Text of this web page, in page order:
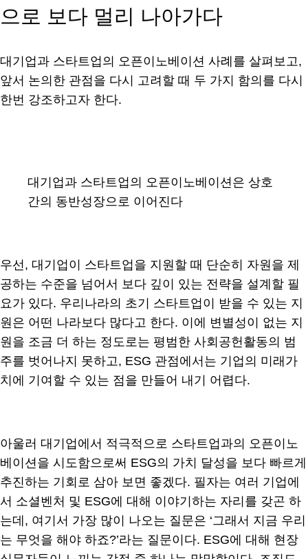
으로 보다 멀리 나아가다
대기업과 스타트업의 오픈이노베이션 사례를 살펴보고,
앞서 논의한 관점을 다시 고려할 때 두 가지 함의를 다시
한번 강조하고자 한다.
대기업과 스타트업의 오픈이노베이션은 상호
간의 동반성장으로 이어진다
우선, 대기업이 스타트업을 지원할 때 단순히 자원을 제
공하는 수준을 넘어서 보다 깊이 있는 전략을 설계할 필
요가 있다. 우리나라의 초기 스타트업이 받을 수 있는 지
원은 어떤 나라보다 많다고 한다. 이에 변별성이 없는 지
원을 조금 더 하는 정도로는 평범한 사회공헌활동의 범
주를 벗어나지 못하고, ESG 관점에서는 기업의 미래가
치에 기여할 수 있는 점을 만들어 내기 어렵다.
아울러 대기업에서 적극적으로 스타트업과의 오픈이노
베이션을 시도함으로써 ESG의 가치 달성을 보다 빠르게
추진하는 기회로 삼아 보면 좋겠다. 필자는 여러 기업에
서 소셜벤처 및 ESG에 대해 이야기하는 자리를 갖곤 하
는데, 여기서 가장 많이 나오는 질문은 ‘그래서 지금 우리
는 무엇을 해야 하죠?’라는 질문이다. ESG에 대해 현장